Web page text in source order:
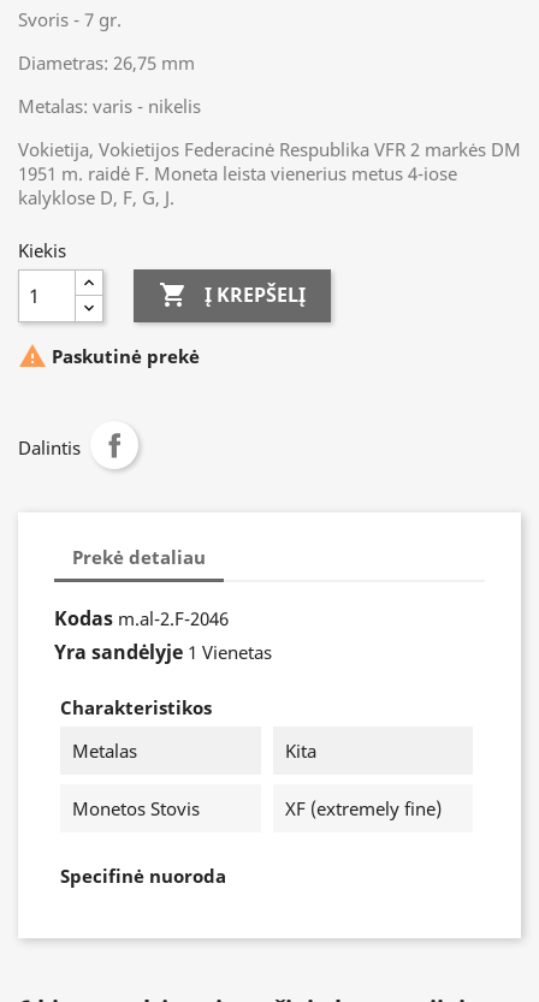
Svoris - 7 gr.
Diametras: 26,75 mm
Metalas: varis - nikelis
Vokietija, Vokietijos Federacinė Respublika VFR 2 markės DM
1951 m. raidė F. Moneta leista vienerius metus 4-iose
kalyklose D, F, G, J.
Kiekis
 Į KREPŠELĮ
 Paskutinė prekė
Dalintis
Prekė detaliau
Kodas m.al-2.F-2046
Yra sandėlyje 1 Vienetas
Charakteristikos
Metalas
Kita
Monetos Stovis XF (extremely fine)
Specifinė nuoroda